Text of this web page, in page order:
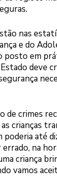
nas
e do
posto em
deve
de crimes
crianças
até
na
criança
vamos